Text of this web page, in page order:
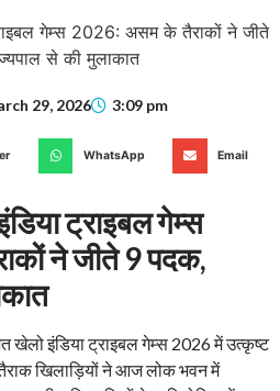
29, 2026 3:09 pm
WhatsApp Email
ट्राइबल गेम्स
ने जीते 9 पदक,
खेलो इंडिया ट्राइबल गेम्स 2026 में उत्कृष्ट
खिलाड़ियों ने आज लोक भवन में